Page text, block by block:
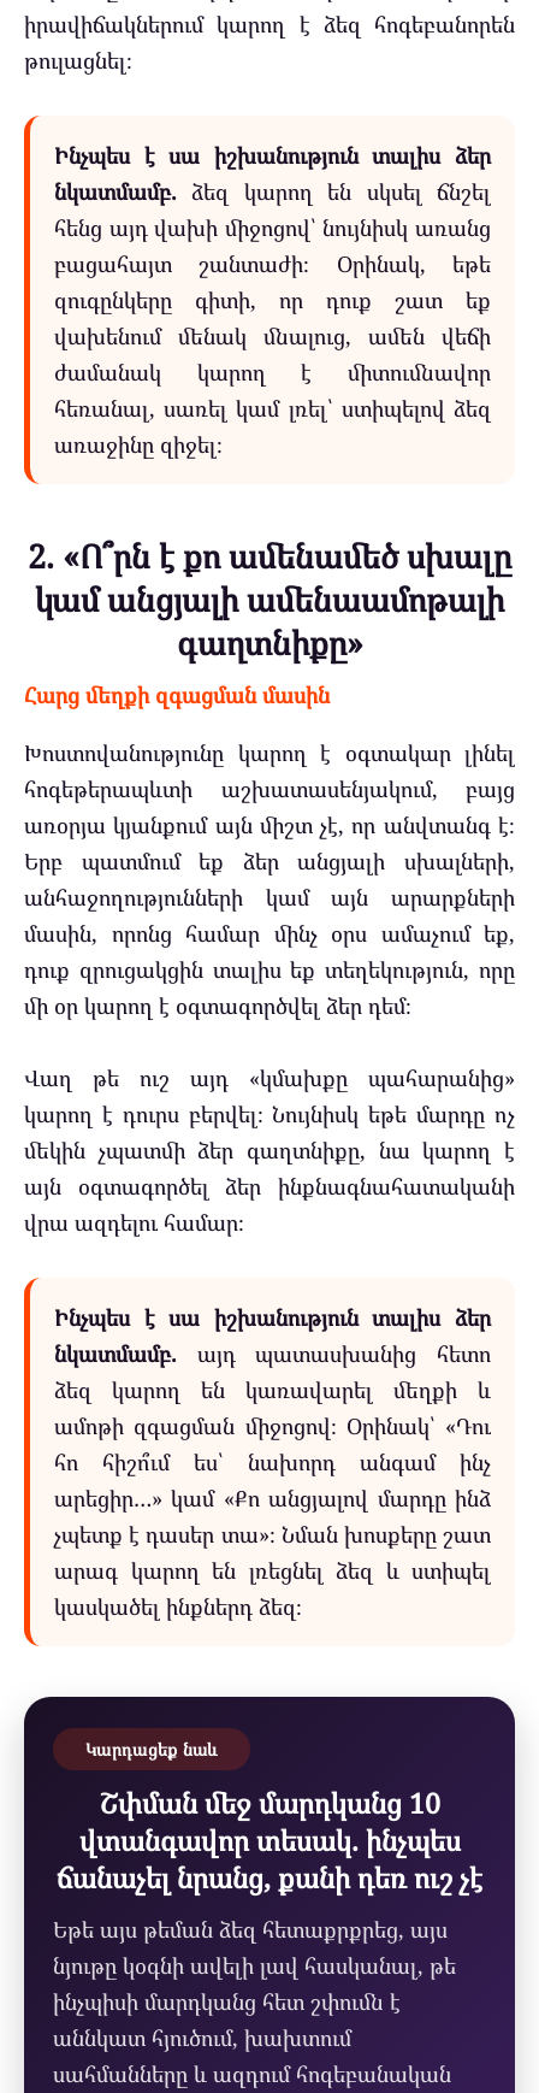
իրավիճակներում կարող է ձեզ հոգեբանորեն
թուլացնել։
Ինչպես է սա իշխանություն տալիս ձեր
նկատմամբ. ձեզ կարող են սկսել ճնշել
հենց այդ վախի միջոցով՝ նույնիսկ առանց
բացահայտ շանտաժի։ Օրինակ, եթե
զուգընկերը գիտի, որ դուք շատ եք
վախենում մենակ մնալուց, ամեն վեճի
ժամանակ կարող է միտումնավոր
հեռանալ, սառել կամ լռել՝ ստիպելով ձեզ
առաջինը զիջել։
2. «Ո՞րն է քո ամենամեծ սխալը
կամ անցյալի ամենաամոթալի
գաղտնիքը»
Հարց մեղքի զգացման մասին
Խոստովանությունը կարող է օգտակար լինել
հոգեթերապևտի աշխատասենյակում, բայց
առօրյա կյանքում այն միշտ չէ, որ անվտանգ է։
Երբ պատմում եք ձեր անցյալի սխալների,
անհաջողությունների կամ այն արարքների
մասին, որոնց համար մինչ օրս ամաչում եք,
դուք զրուցակցին տալիս եք տեղեկություն, որը
մի օր կարող է օգտագործվել ձեր դեմ։
Վաղ թե ուշ այդ «կմախքը պահարանից»
կարող է դուրս բերվել։ Նույնիսկ եթե մարդը ոչ
մեկին չպատմի ձեր գաղտնիքը, նա կարող է
այն օգտագործել ձեր ինքնագնահատականի
վրա ազդելու համար։
Ինչպես է սա իշխանություն տալիս ձեր
նկատմամբ. այդ պատասխանից հետո
ձեզ կարող են կառավարել մեղքի և
ամոթի զգացման միջոցով։ Օրինակ՝ «Դու
հո հիշո՞ւմ ես՝ նախորդ անգամ ինչ
արեցիր…» կամ «Քո անցյալով մարդը ինձ
չպետք է դասեր տա»։ Նման խոսքերը շատ
արագ կարող են լռեցնել ձեզ և ստիպել
կասկածել ինքներդ ձեզ։
Կարդացեք նաև
Շփման մեջ մարդկանց 10
վտանգավոր տեսակ. ինչպես
ճանաչել նրանց, քանի դեռ ուշ չէ
Եթե այս թեման ձեզ հետաքրքրեց, այս
նյութը կօգնի ավելի լավ հասկանալ, թե
ինչպիսի մարդկանց հետ շփումն է
աննկատ հյուծում, խախտում
սահմանները և ազդում հոգեբանական